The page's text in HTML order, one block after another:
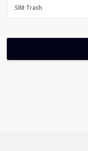
SIM Trash